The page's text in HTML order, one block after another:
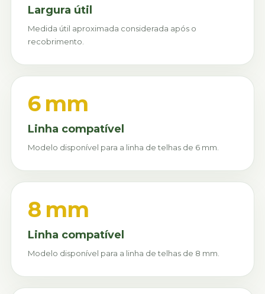
Largura útil
Medida útil aproximada considerada após o
recobrimento.
6 mm
Linha compatível
Modelo disponível para a linha de telhas de 6 mm.
8 mm
Linha compatível
Modelo disponível para a linha de telhas de 8 mm.